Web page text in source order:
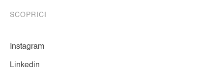
SCOPRICI
Instagram
Linkedin